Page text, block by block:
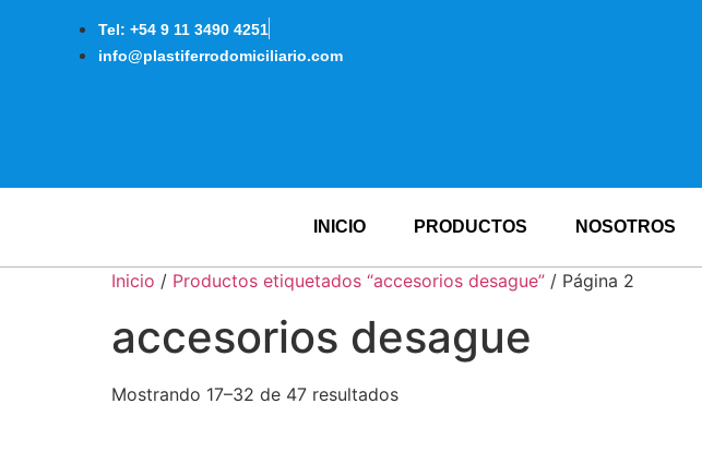
Tel: +54 9 11 3490 4251
info@plastiferrodomiciliario.com
INICIO PRODUCTOS NOSOTROS
Inicio / Productos etiquetados “accesorios desague” / Página 2
accesorios desague
Mostrando 17–32 de 47 resultados